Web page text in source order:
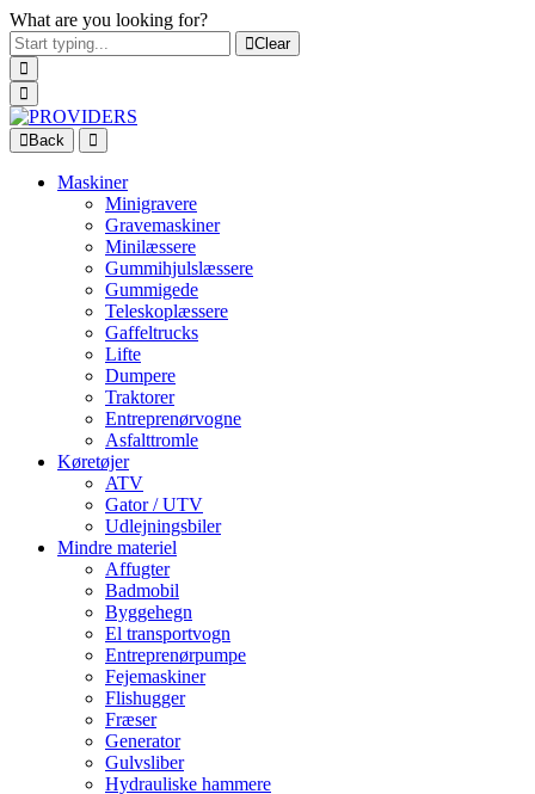
What are you looking for?
Clear
Back
Maskiner
Minigravere
Gravemaskiner
Minilæssere
Gummihjulslæssere
Gummigede
Teleskoplæssere
Gaffeltrucks
Lifte
Dumpere
Traktorer
Entreprenørvogne
Asfalttromle
Køretøjer
ATV
Gator / UTV
Udlejningsbiler
Mindre materiel
Affugter
Badmobil
Byggehegn
El transportvogn
Entreprenørpumpe
Fejemaskiner
Flishugger
Fræser
Generator
Gulvsliber
Hydrauliske hammere